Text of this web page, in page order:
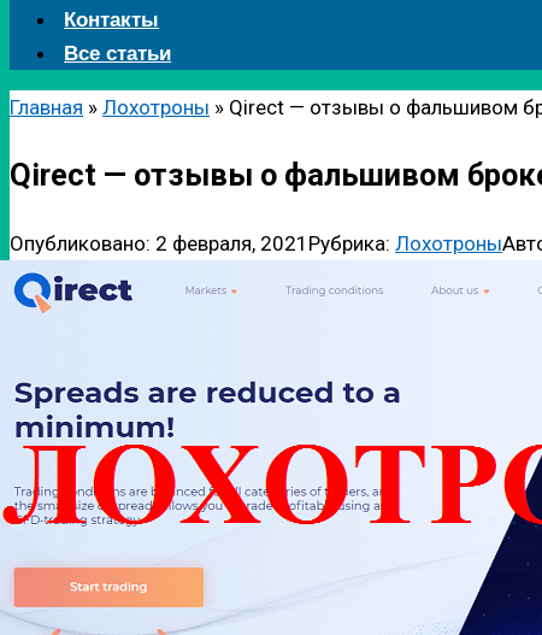
Контакты
Все статьи
Главная » Лохотроны » Qirect — отзывы о фальшивом
Qirect — отзывы о фальшивом
Опубликовано: 2 февраля, 2021 Рубрика: Лохотроны